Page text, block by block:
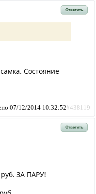
Ответить
Состояние
07/12/2014 10:32:52#438119
Ответить
ЗА ПАРУ!